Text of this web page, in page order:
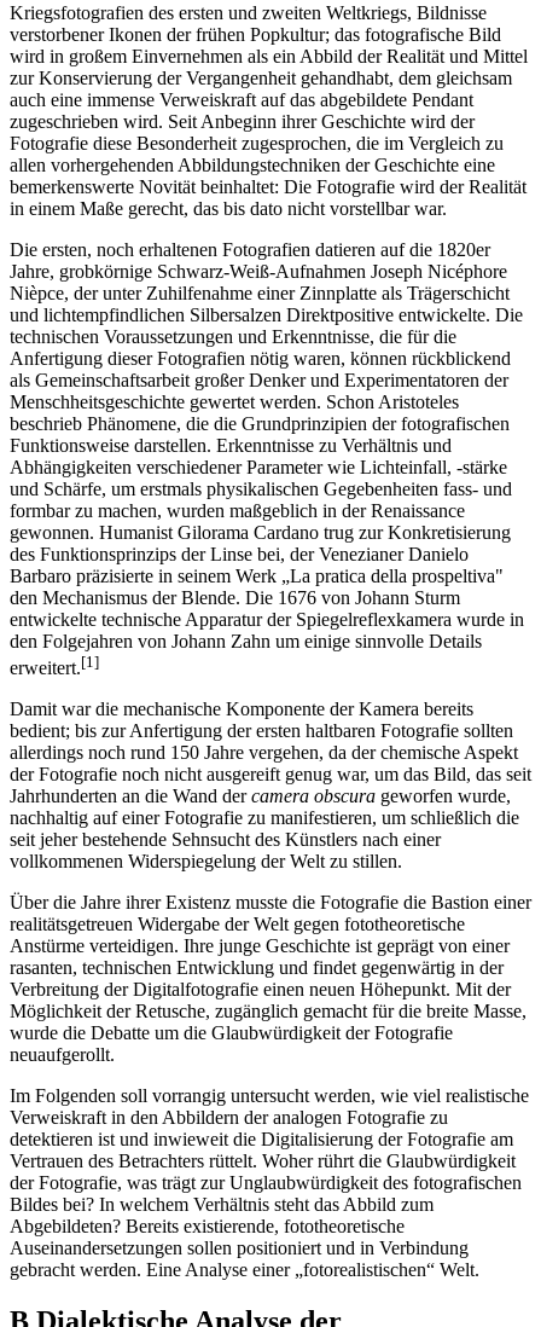
Das Porträtbild im Ausweisdokument, die überlieferten
Kriegsfotografien des ersten und zweiten Weltkriegs, Bildnisse
verstorbener Ikonen der frühen Popkultur; das fotografische Bild
wird in großem Einvernehmen als ein Abbild der Realität und Mittel
zur Konservierung der Vergangenheit gehandhabt, dem gleichsam
auch eine immense Verweiskraft auf das abgebildete Pendant
zugeschrieben wird. Seit Anbeginn ihrer Geschichte wird der
Fotografie diese Besonderheit zugesprochen, die im Vergleich zu
allen vorhergehenden Abbildungstechniken der Geschichte eine
bemerkenswerte Novität beinhaltet: Die Fotografie wird der Realität
Die ersten, noch erhaltenen Fotografien datieren auf die 1820er
Jahre, grobkörnige Schwarz-Weiß-Aufnahmen Joseph Nicéphore
Nièpce, der unter Zuhilfenahme einer Zinnplatte als Trägerschicht
und lichtempfindlichen Silbersalzen Direktpositive entwickelte. Die
technischen Voraussetzungen und Erkenntnisse, die für die
Anfertigung dieser Fotografien nötig waren, können rückblickend
als Gemeinschaftsarbeit großer Denker und Experimentatoren der
Menschheitsgeschichte gewertet werden. Schon Aristoteles
beschrieb Phänomene, die die Grundprinzipien der fotografischen
Funktionsweise darstellen. Erkenntnisse zu Verhältnis und
Abhängigkeiten verschiedener Parameter wie Lichteinfall, -stärke
und Schärfe, um erstmals physikalischen Gegebenheiten fass- und
formbar zu machen, wurden maßgeblich in der Renaissance
gewonnen. Humanist Gilorama Cardano trug zur Konkretisierung
des Funktionsprinzips der Linse bei, der Venezianer Danielo
Barbaro präzisierte in seinem Werk „La pratica della prospeltiva"
den Mechanismus der Blende. Die 1676 von Johann Sturm
entwickelte technische Apparatur der Spiegelreflexkamera wurde in
den Folgejahren von Johann Zahn um einige sinnvolle Details
Damit war die mechanische Komponente der Kamera bereits
bedient; bis zur Anfertigung der ersten haltbaren Fotografie sollten
allerdings noch rund 150 Jahre vergehen, da der chemische Aspekt
der Fotografie noch nicht ausgereift genug war, um das Bild, das seit
Jahrhunderten an die Wand dercamera obscura geworfen wurde,
nachhaltig auf einer Fotografie zu manifestieren, um schließlich die
seit jeher bestehende Sehnsucht des Künstlers nach einer
Über die Jahre ihrer Existenz musste die Fotografie die Bastion einer
realitätsgetreuen Widergabe der Welt gegen fototheoretische
Anstürme verteidigen. Ihre junge Geschichte ist geprägt von einer
rasanten, technischen Entwicklung und findet gegenwärtig in der
Verbreitung der Digitalfotografie einen neuen Höhepunkt. Mit der
Möglichkeit der Retusche, zugänglich gemacht für die breite Masse,
wurde die Debatte um die Glaubwürdigkeit der Fotografie
Im Folgenden soll vorrangig untersucht werden, wie viel realistische
Verweiskraft in den Abbildern der analogen Fotografie zu
detektieren ist und inwieweit die Digitalisierung der Fotografie am
Vertrauen des Betrachters rüttelt. Woher rührt die Glaubwürdigkeit
der Fotografie, was trägt zur Unglaubwürdigkeit des fotografischen
Bildes bei? In welchem Verhältnis steht das Abbild zum
Abgebildeten? Bereits existierende, fototheoretische
Auseinandersetzungen sollen positioniert und in Verbindung